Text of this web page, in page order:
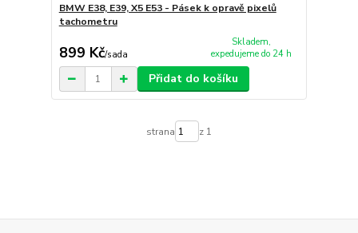
BMW E38, E39, X5 E53 - Pásek k opravě pixelů
tachometru
899 Kč/sada
Skladem,
expedujeme do 24 h
Přidat do košíku
strana z 1